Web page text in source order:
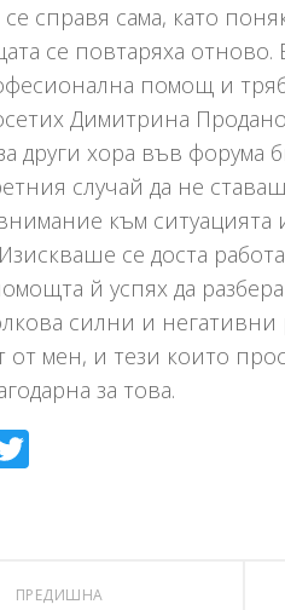
справя сама, като
се повтаряха
помощ и
Димитрина
други хора във форума
случай да не
към
се доста
й успях да
силни и негативни
от мен, и тези които
за това.
ПРЕДИШНА